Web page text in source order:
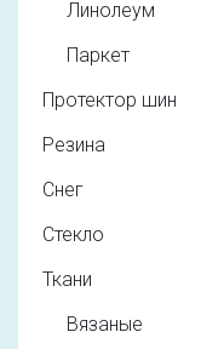
Линолеум
Паркет
Протектор шин
Резина
Снег
Стекло
Ткани
Вязаные